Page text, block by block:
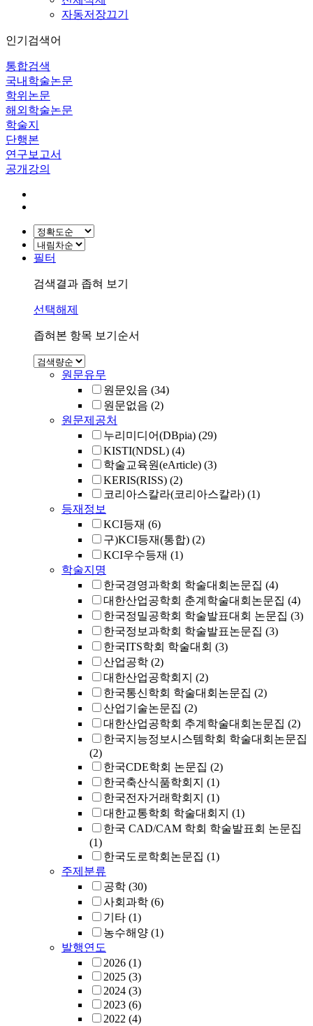
자동저장끄기
인기검색어
통합검색
국내학술논문
학위논문
해외학술논문
학술지
단행본
연구보고서
공개강의
필터
검색결과 좁혀 보기
선택해제
좁혀본 항목 보기순서
원문유무
원문있음 (34)
원문없음 (2)
원문제공처
누리미디어(DBpia) (29)
KISTI(NDSL) (4)
학술교육원(eArticle) (3)
KERIS(RISS) (2)
코리아스칼라(코리아스칼라) (1)
등재정보
KCI등재 (6)
구)KCI등재(통합) (2)
KCI우수등재 (1)
학술지명
한국경영과학회 학술대회논문집 (4)
대한산업공학회 춘계학술대회논문집 (4)
한국정밀공학회 학술발표대회 논문집 (3)
한국정보과학회 학술발표논문집 (3)
한국ITS학회 학술대회 (3)
산업공학 (2)
대한산업공학회지 (2)
한국통신학회 학술대회논문집 (2)
산업기술논문집 (2)
대한산업공학회 추계학술대회논문집 (2)
한국지능정보시스템학회 학술대회논문집
(2)
한국CDE학회 논문집 (2)
한국축산식품학회지 (1)
한국전자거래학회지 (1)
대한교통학회 학술대회지 (1)
한국 CAD/CAM 학회 학술발표회 논문집
(1)
한국도로학회논문집 (1)
주제분류
공학 (30)
사회과학 (6)
기타 (1)
농수해양 (1)
발행연도
2026 (1)
2025 (3)
2024 (3)
2023 (6)
2022 (4)